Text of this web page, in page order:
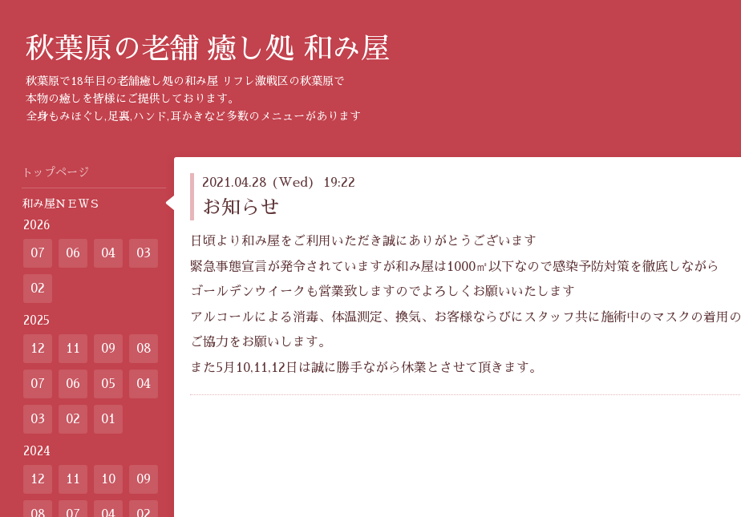
秋葉原の老舗 癒し処 和み屋
秋葉原で18年目の老舗癒し処の和み屋 リフレ激戦区の秋葉原で
本物の癒しを皆様にご提供しております。
全身もみほぐし,足裏,ハンド,耳かきなど多数のメニューがあります
2021.04.28 (Wed) 19:22
お知らせ
日頃より和み屋をご利用いただき誠にありがとうございます
緊急事態宣言が発令されていますが和み屋は1000㎡以下なので感染予防対策を徹底しながら
ゴールデンウイークも営業致しますのでよろしくお願いいたします
アルコールによる消毒、体温測定、換気、お客様ならびにスタッフ共に施術中のマスクの着用の
ご協力をお願いします。
また5月10,11,12日は誠に勝手ながら休業とさせて頂きます。
トップページ
和み屋ＮＥＷＳ
2026
07 06 04 03
02
2025
12 11 09 08
07 06 05 04
03 02 01
2024
12 11 10 09